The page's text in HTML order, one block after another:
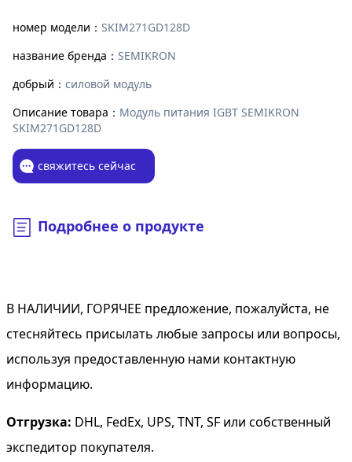
номер модели： SKIM271GD128D
название бренда： SEMIKRON
добрый： силовой модуль
Описание товара： Модуль питания IGBT SEMIKRON
SKIM271GD128D
свяжитесь сейчас
Подробнее о продукте
В НАЛИЧИИ, ГОРЯЧЕЕ предложение, пожалуйста, не
стесняйтесь присылать любые запросы или вопросы,
используя предоставленную нами контактную
информацию.
Отгрузка: DHL, FedEx, UPS, TNT, SF или собственный
экспедитор покупателя.